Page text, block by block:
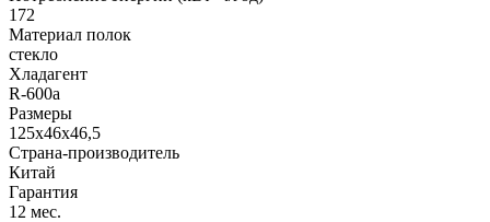
172
Материал полок
стекло
Хладагент
R-600a
Размеры
125х46х46,5
Страна-производитель
Китай
Гарантия
12 мес.